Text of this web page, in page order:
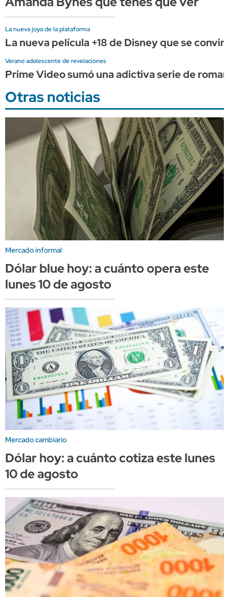
La nueva joya de la plataforma
La nueva película +18 de Disney que se
Verano adolescente de revelaciones
Prime Video sumó una adictiva serie de
Otras noticias
Mercado informal
Dólar blue hoy: a cuánto opera este
lunes 10 de agosto
Mercado cambiario
Dólar hoy: a cuánto cotiza este lunes
10 de agosto